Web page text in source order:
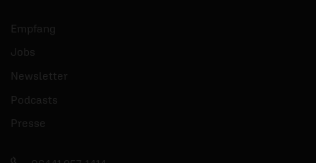
Empfang
Jobs
Newsletter
Podcasts
Presse